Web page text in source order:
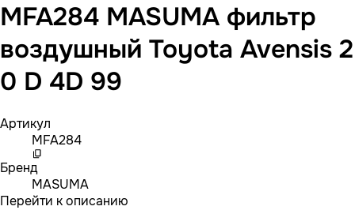
MFA284 MASUMA фильтр
воздушный Toyota Avensis 2
0 D 4D 99
Артикул
MFA284
Бренд
MASUMA
Перейти к описанию